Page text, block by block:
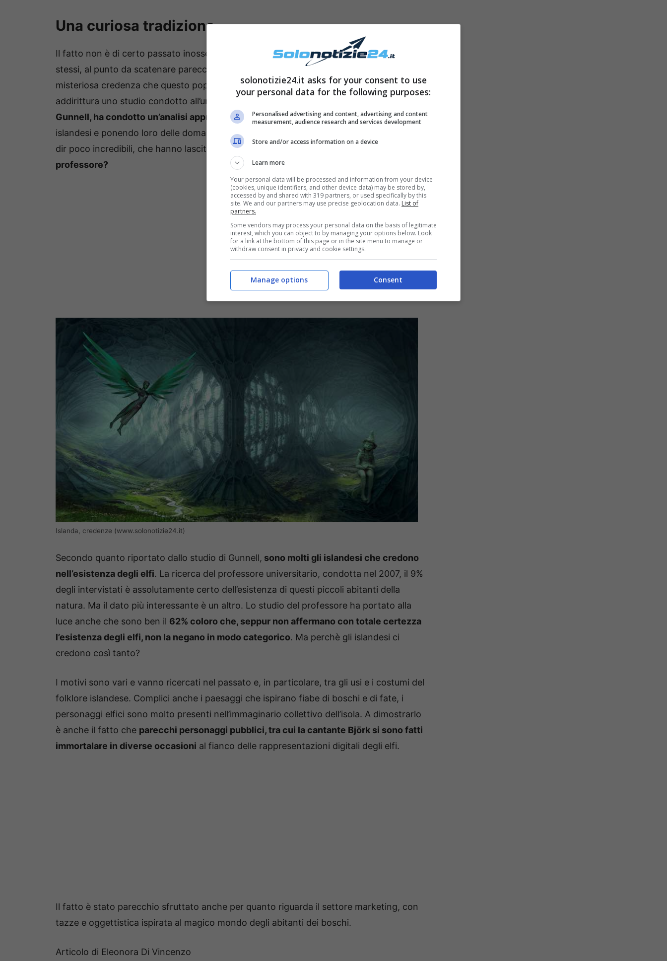
Una curiosa tradizione
Il fatto non è di certo passato inosservato non solo agli europei ma anche agli islandesi
stessi, al punto da scatenare parecchia curiosità anche negli isolani. In particolare, la
misteriosa credenza che questo popolo sembra portare avanti nei secoli ha ispirato
addirittura uno studio condotto all’università. Qui un docente,
il professor Terry
Gunnell, ha condotto un’analisi approfondita
prendendo in esame un campione
islandesi e ponendo loro delle domande specifiche. La ricerca ha portato a dei risultati a
dir poco incredibili, che hanno lascito tutti senza parole. Sapete
professore?
Islanda, credenze (www.solonotizie24.it)
Secondo quanto riportato dallo studio di Gunnell, sono molti gli islandesi che credono
nell’esistenza degli elfi. La ricerca del professore universitario, condotta nel 2007, il 9%
degli intervistati è assolutamente certo dell’esistenza di questi piccoli abitanti della
natura. Ma il dato più interessante è un altro. Lo studio del professore ha portato alla
luce anche che sono ben il 62% coloro che, seppur non affermano con totale certezza
l’esistenza degli elfi, non la negano in modo categorico. Ma perchè gli islandesi ci
credono così tanto?
I motivi sono vari e vanno ricercati nel passato e, in particolare, tra gli usi e i costumi del
folklore islandese. Complici anche i paesaggi che ispirano fiabe di boschi e di fate, i
personaggi elfici sono molto presenti nell’immaginario collettivo dell’isola. A dimostrarlo
è anche il fatto che parecchi personaggi pubblici, tra cui la cantante Björk si sono fatti
immortalare in diverse occasioni al fianco delle rappresentazioni digitali degli elfi.
Il fatto è stato parecchio sfruttato anche per quanto riguarda il settore marketing, con
tazze e oggettistica ispirata al magico mondo degli abitanti dei boschi.
Articolo di Eleonora Di Vincenzo
solonotizie24.it asks for your consent to use
your personal data for the following purposes:
Personalised advertising and content, advertising and content
measurement, audience research and services development
Store and/or access information on a device
Learn more
Your personal data will be processed and information from your device
(cookies, unique identifiers, and other device data) may be stored by,
accessed by and shared with 319 partners, or used specifically by this
site. We and our partners may use precise geolocation data. List of
partners.
Some vendors may process your personal data on the basis of legitimate
interest, which you can object to by managing your options below. Look
for a link at the bottom of this page or in the site menu to manage or
withdraw consent in privacy and cookie settings.
Consent
Manage options